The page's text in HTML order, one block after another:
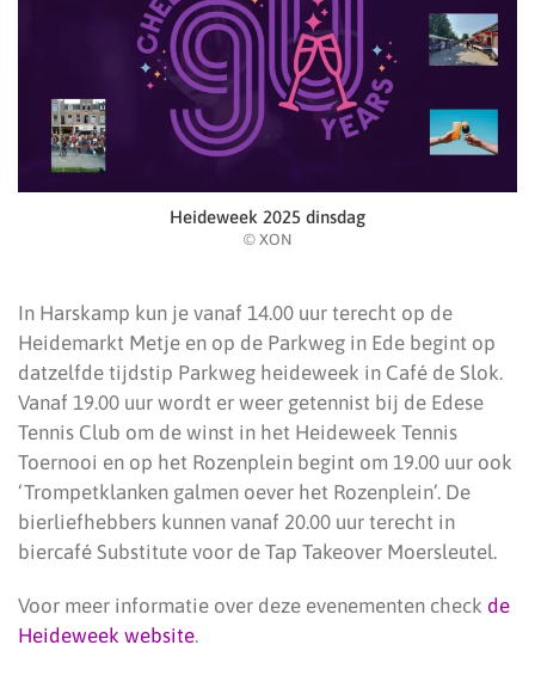
Heideweek 2025 dinsdag
© XON
In Harskamp kun je vanaf 14.00 uur terecht op de
Heidemarkt Metje en op de Parkweg in Ede begint op
datzelfde tijdstip Parkweg heideweek in Café de Slok.
Vanaf 19.00 uur wordt er weer getennist bij de Edese
Tennis Club om de winst in het Heideweek Tennis
Toernooi en op het Rozenplein begint om 19.00 uur ook
‘Trompetklanken galmen oever het Rozenplein’. De
bierliefhebbers kunnen vanaf 20.00 uur terecht in
biercafé Substitute voor de Tap Takeover Moersleutel.
Voor meer informatie over deze evenementen check de
Heideweek website.